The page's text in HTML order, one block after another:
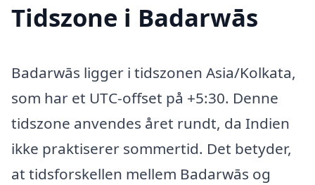
Tidszone i Badarwās
Badarwās ligger i tidszonen Asia/Kolkata,
som har et UTC-offset på +5:30. Denne
tidszone anvendes året rundt, da Indien
ikke praktiserer sommertid. Det betyder,
at tidsforskellen mellem Badarwās og